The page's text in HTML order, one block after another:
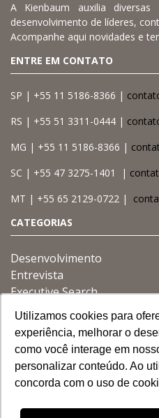
Utilizamos cookies para
experiência, melhorar o
como você interage em
personalizar conteúdo. Ao
concorda com o uso de
Utilizamos cookies para
experiência, melhorar o
como você interage em
personalizar conteúdo. Ao
concorda com o uso de
Utilizamos cookies para
experiência, melhorar o
como você interage em
personalizar conteúdo. Ao
concorda com o uso de
A Kienbaum auxilia
desenvolvimento de líderes,
Acompanhe aqui novidades e
ENTRE EM CONTATO
SP | +55 11 5186-8366 |
RS | +55 51 3311-0444 |
MG | +55 11 5186-8366 |
SC | +55 47 3275-1401 |
MT | +55 65 2129-0722 |
CATEGORIAS
Desenvolvimento
Entrevista
Executive Search
Gestão
Governança
Liderança
Buscar